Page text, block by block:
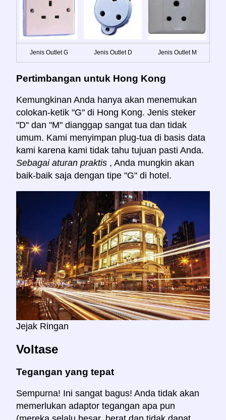
Jenis Outlet G Jenis Outlet D Jenis Outlet M
Pertimbangan untuk Hong Kong
Kemungkinan Anda hanya akan menemukan
colokan-ketik "G" di Hong Kong. Jenis steker
"D" dan "M" dianggap sangat tua dan tidak
umum. Kami menyimpan plug-tua di basis data
kami karena kami tidak tahu tujuan pasti Anda.
Sebagai aturan praktis , Anda mungkin akan
baik-baik saja dengan tipe "G" di hotel.
Jejak Ringan
Voltase
Tegangan yang tepat
Sempurna! Ini sangat bagus! Anda tidak akan
memerlukan adaptor tegangan apa pun